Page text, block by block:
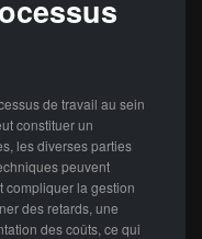
de travail au sein
constituer un
les diverses parties
peuvent
compliquer la gestion
des retards, une
des coûts, ce qui